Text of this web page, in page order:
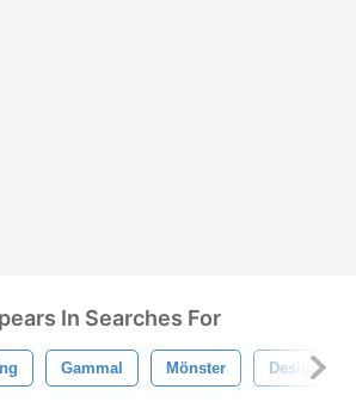
In Searches For
Gammal Mönster Design